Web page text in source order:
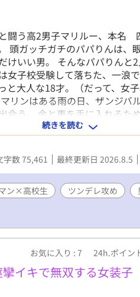
闘う高2男子マリルー、本名
頭ガッチガチのパパりんは、
けいい男。 そんなパパりんと
女子校受験して落ちた、一浪
と大人な18才。（だって、女
リンはある雨の日、ザンジバ
会う。 金と車を手に入れるた
ゲットに動く。 でも気があり
キになって行く。 （マジ、こ
！） 一方、ザンジバル雅史は
。 マリンと仲のいい雅史を見る
ル、Beエンジェのボーカル。そ
出ていた。 付き合ってるって、
手の雅史との距離を縮めながら
行く。
続きを読む
字数 75,461 最終更新日 2026.8.5
ン×高校生 ツンデレ攻め
お気に入り : 7 24h.ポイン
イキで無双する女装子